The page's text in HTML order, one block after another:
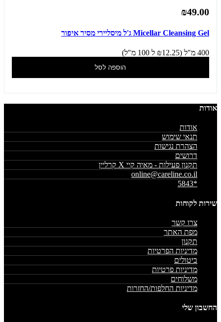
₪49.00
Micellar Cleansing Gel ג'ל מיסליירי מסיר איפור
400 מ"ל (₪12.25 ל 100 מ"ל)
הוספה לסל
אודות
אודות
תנאי שימוש
הצהרת נגישות
דרושים
תקנון פעילות - מאיה קיי X קרליין
online@careline.co.il
*5843
שירות לקוחות
צרו קשר
מפת האתר
תקנון
מדיניות הפרטיות
ביטולים
מדיניות פרטיות
משלוחים
מדיניות החלפות/החזרות
החשבון שלי